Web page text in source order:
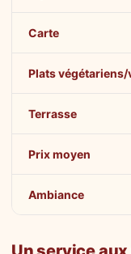
Carte
Plats végétariens/
Terrasse
Prix moyen
Ambiance